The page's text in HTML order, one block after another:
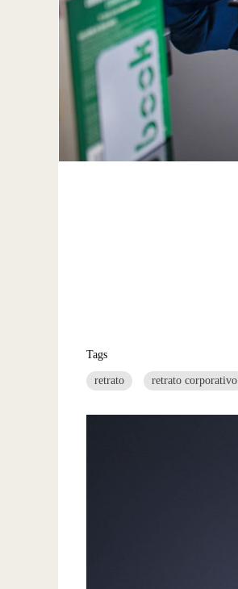
Tags
retrato retrato corporativo